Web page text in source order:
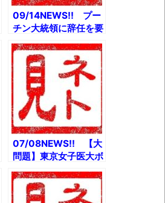
09/14NEWS!! プー
チン大統領に辞任を要
求、議員18人が声明
とか イーロン・マス
クの元カノ、写真と記
念品をオークション出
品とか 村上宗隆、つ
いに王貞治に並ぶ55
号HR！とか
07/08NEWS!! 【大
問題】東京女子医大ボ
ーナス、ゼロ！400
人の看護師が退職希望
とか 『涼宮ハルヒの